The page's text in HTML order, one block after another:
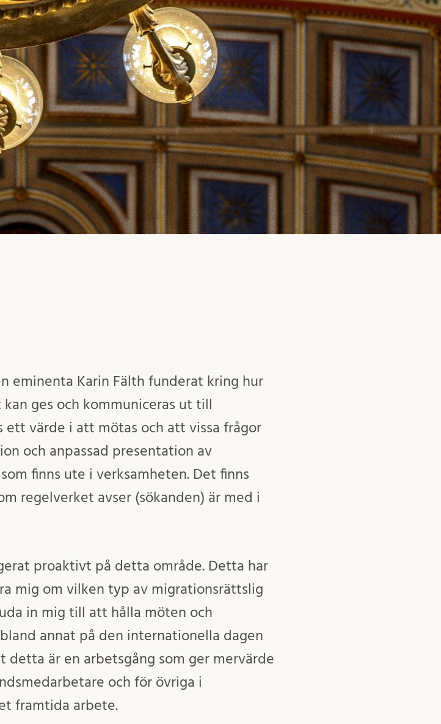
eminenta Karin Fälth funderat kring hur
ges och kommuniceras ut till
ett värde i att mötas och att vissa frågor
och anpassad presentation av
finns ute i verksamheten. Det finns
regelverket avser (sökanden) är med i
proaktivt på detta område. Detta har
mig om vilken typ av migrationsrättslig
in mig till att hålla möten och
annat på den internationella dagen
detta är en arbetsgång som ger mervärde
och för övriga i
framtida arbete.